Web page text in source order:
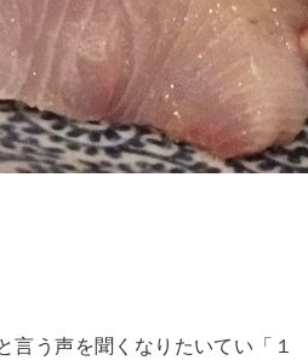
言う声を聞くなりたいてい「１